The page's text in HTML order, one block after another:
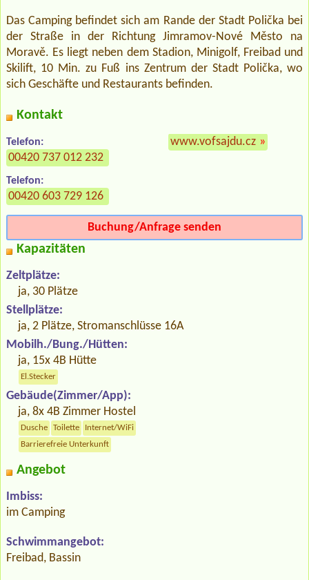
Das Camping befindet sich am Rande der Stadt Polička bei
der Straße in der Richtung Jimramov-Nové Město na
Moravě. Es liegt neben dem Stadion, Minigolf, Freibad und
Skilift, 10 Min. zu Fuß ins Zentrum der Stadt Polička, wo
sich Geschäfte und Restaurants befinden.
Kontakt
Telefon:
00420 737 012 232
Telefon:
00420 603 729 126
www.vofsajdu.cz »
Buchung/Anfrage senden
Kapazitäten
Zeltplätze:
ja, 30 Plätze
Stellplätze:
ja, 2 Plätze, Stromanschlüsse 16A
Mobilh./Bung./Hütten:
ja, 15x 4B Hütte
El.Stecker
Gebäude(Zimmer/App):
ja, 8x 4B Zimmer Hostel
Dusche Toilette
Internet/WiFi
Barrierefreie Unterkunft
Angebot
Imbiss:
im Camping
Schwimmangebot:
Freibad, Bassin